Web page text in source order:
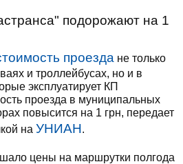
подорожают на 1
проезда не только
и троллейбусах, но и в
эксплуатирует КП
проезда в муниципальных
повысится на 1 грн, передает
на УНИАН.
цены на маршрутки полгода